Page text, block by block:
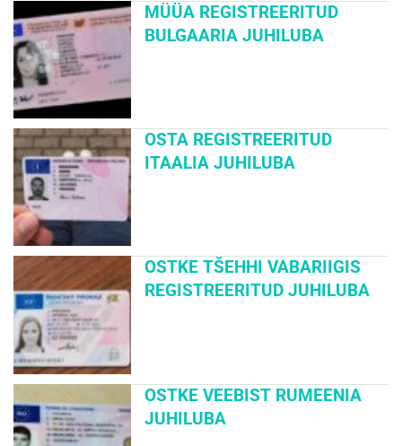
MÜÜA REGISTREERITUD
BULGAARIA JUHILUBA
OSTA REGISTREERITUD
ITAALIA JUHILUBA
OSTKE TŠEHHI VABARIIGIS
REGISTREERITUD JUHILUBA
OSTKE VEEBIST RUMEENIA
JUHILUBA